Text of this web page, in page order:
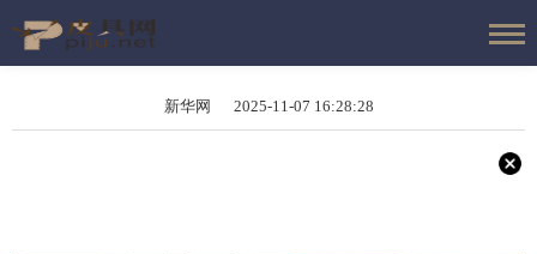
新华网 2025-11-07 16:28:28